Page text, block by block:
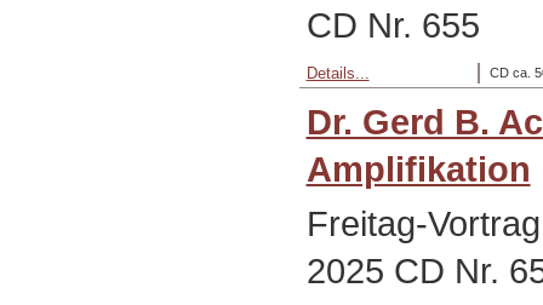
CD Nr. 655
CD ca.
Details...
Dr. Gerd B.
Amplifikation
Freitag-
2025 CD Nr.